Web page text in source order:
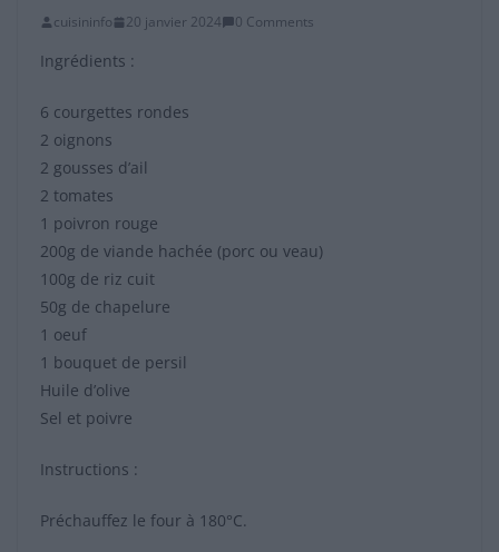
cuisininfo 20 janvier 2024 0 Comments
Ingrédients :
6 courgettes rondes
2 oignons
2 gousses d’ail
2 tomates
1 poivron rouge
200g de viande hachée (porc ou veau)
100g de riz cuit
50g de chapelure
1 oeuf
1 bouquet de persil
Huile d’olive
Sel et poivre
Instructions :
Préchauffez le four à 180°C.